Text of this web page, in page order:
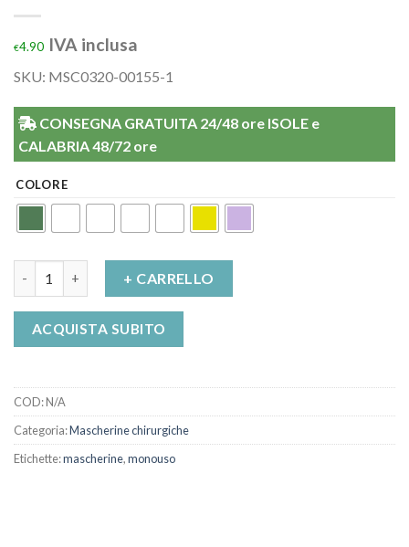
€4.90 IVA inclusa
SKU: MSC0320-00155-1
CONSEGNA GRATUITA 24/48 ore ISOLE e
CALABRIA 48/72 ore
COLORE
+ CARRELLO
ACQUISTA SUBITO
COD:N/A
Categoria:Mascherine chirurgiche
Etichette:mascherine,monouso